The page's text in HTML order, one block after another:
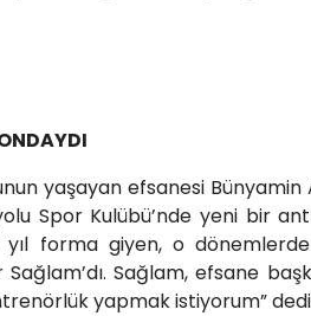
yaşayan efsanesi Bünyamin
Spor Kulübü’nde yeni bir
forma giyen, o
Sağlam, efsane
yapmak istiyorum”